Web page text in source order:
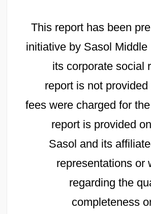
This report has been
initiative by Sasol
its corporate social
report is not
fees were charged for
report is provided
Sasol and its
representations or
regarding the
completeness